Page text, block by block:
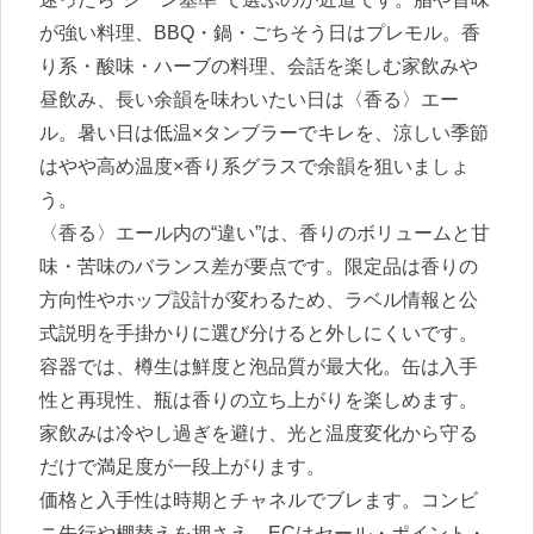
が強い料理、BBQ・鍋・ごちそう日はプレモル。香
り系・酸味・ハーブの料理、会話を楽しむ家飲みや
昼飲み、長い余韻を味わいたい日は〈香る〉エー
ル。暑い日は低温×タンブラーでキレを、涼しい季節
はやや高め温度×香り系グラスで余韻を狙いましょ
う。
〈香る〉エール内の“違い”は、香りのボリュームと甘
味・苦味のバランス差が要点です。限定品は香りの
方向性やホップ設計が変わるため、ラベル情報と公
式説明を手掛かりに選び分けると外しにくいです。
容器では、樽生は鮮度と泡品質が最大化。缶は入手
性と再現性、瓶は香りの立ち上がりを楽しめます。
家飲みは冷やし過ぎを避け、光と温度変化から守る
だけで満足度が一段上がります。
価格と入手性は時期とチャネルでブレます。コンビ